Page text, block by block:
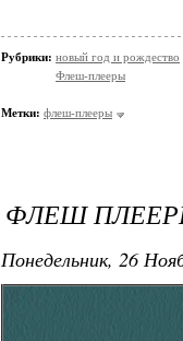
Рубрики: новый год и рождество
Флеш-плееры
Метки: флеш-плееры
ФЛЕШ
Понедельник, 26